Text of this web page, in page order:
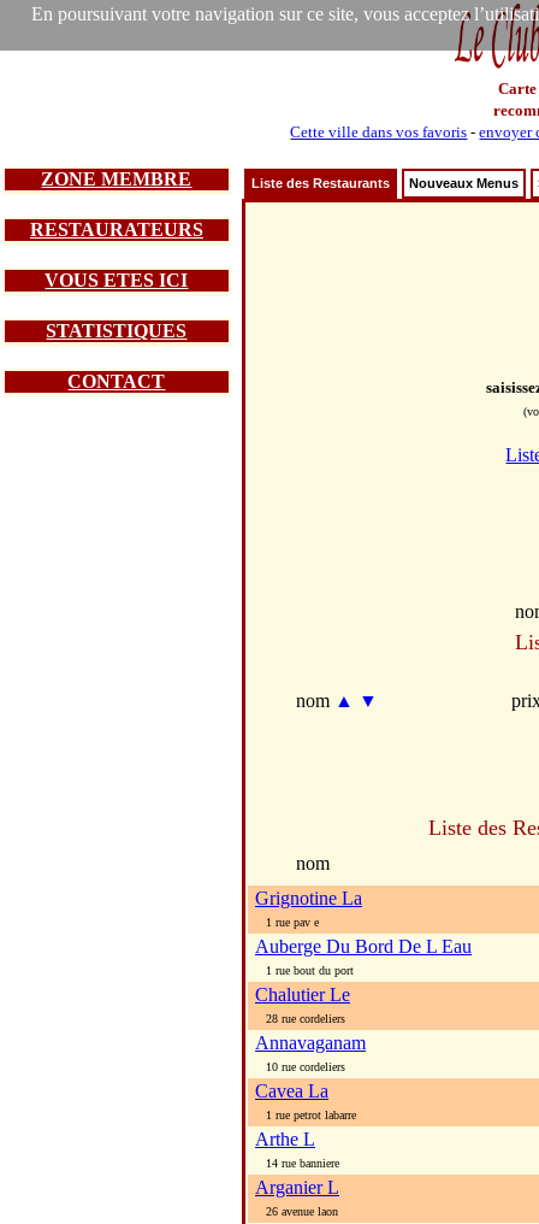
En poursuivant votre navigation sur ce site, vous acceptez
Carte
Cette ville dans vos favoris -envoyer
ZONE MEMBRE
RESTAURATEURS
VOUS ETES ICI
STATISTIQUES
CONTACT
Liste des Restaurants Nouveaux Menus
nom ▲ ▼
Liste des
nom
Grignotine La
1 rue pav e
Auberge Du Bord De L Eau
1 rue bout du port
Chalutier Le
28 rue cordeliers
Annavaganam
10 rue cordeliers
Cavea La
1 rue petrot labarre
Arthe L
14 rue banniere
Arganier L
26 avenue laon